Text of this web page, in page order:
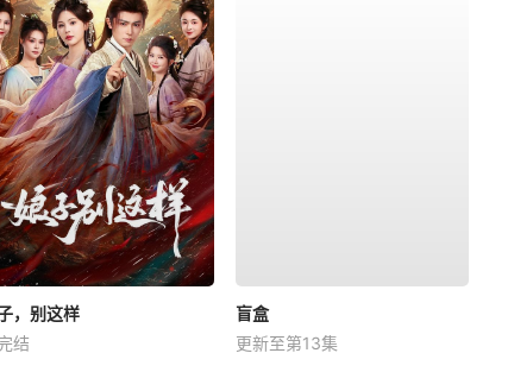
，别这样
结
盲盒
更新至第13集